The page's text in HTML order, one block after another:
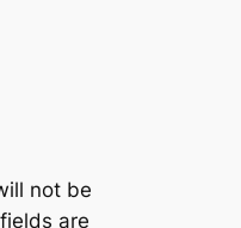
not be
are